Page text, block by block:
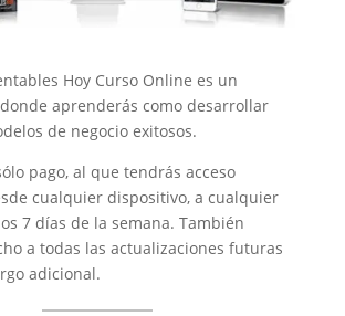
Hoy Curso Online es un
aprenderás como desarrollar
de negocio exitosos.
pago, al que tendrás acceso
cualquier dispositivo, a cualquier
7 días de la semana. También
a todas las actualizaciones futuras
adicional.